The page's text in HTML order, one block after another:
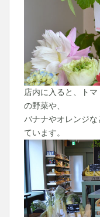
店内に入ると、ト
の野菜や、
バナナやオレンジ
ています。